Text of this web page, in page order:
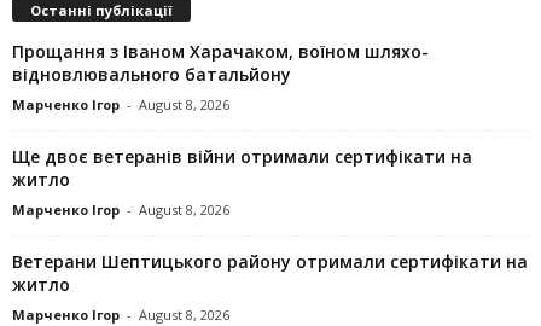
Останні публікації
Прощання з Іваном Харачаком, воїном шляхо-
відновлювального батальйону
Марченко Ігор - August 8, 2026
Ще двоє ветеранів війни отримали сертифікати на
житло
Марченко Ігор - August 8, 2026
Ветерани Шептицького району отримали сертифікати на
житло
Марченко Ігор - August 8, 2026